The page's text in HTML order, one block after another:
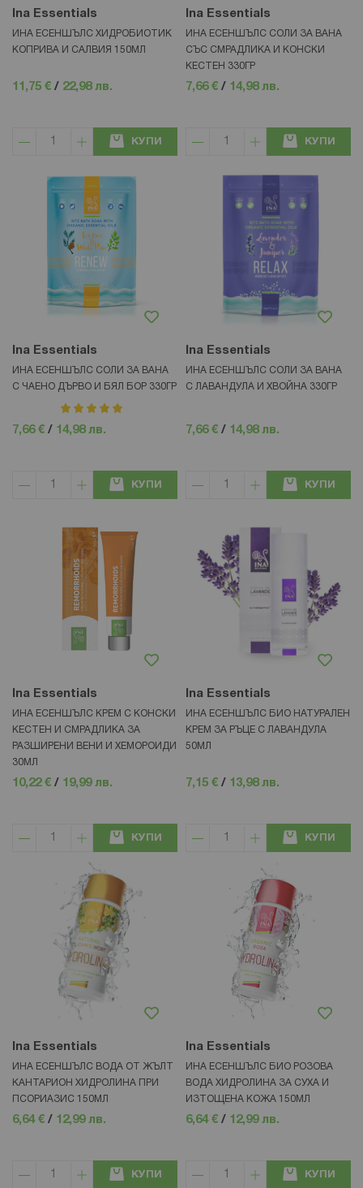
Ina Essentials
ИНА ЕСЕНШЪЛС ХИДРОБИОТИК
КОПРИВА И САЛВИЯ 150МЛ
11,75 € / 22,98 лв.
КУПИ
Ina Essentials
ИНА ЕСЕНШЪЛС СОЛИ ЗА ВАНА
СЪС СМРАДЛИКА И КОНСКИ
КЕСТЕН 330ГР
7,66 € / 14,98 лв.
КУПИ
Ina Essentials
ИНА ЕСЕНШЪЛС СОЛИ ЗА ВАНА
С ЧАЕНО ДЪРВО И БЯЛ БОР 330ГР
рейтинг:
7,66 € / 14,98 лв.
КУПИ
Ina Essentials
ИНА ЕСЕНШЪЛС СОЛИ ЗА ВАНА
С ЛАВАНДУЛА И ХВОЙНА 330ГР
7,66 € / 14,98 лв.
КУПИ
Ina Essentials
ИНА ЕСЕНШЪЛС КРЕМ С КОНСКИ
КЕСТЕН И СМРАДЛИКА ЗА
РАЗШИРЕНИ ВЕНИ И ХЕМОРОИДИ
30МЛ
10,22 € / 19,99 лв.
КУПИ
Ina Essentials
ИНА ЕСЕНШЪЛС БИО НАТУРАЛЕН
КРЕМ ЗА РЪЦЕ С ЛАВАНДУЛА
50МЛ
7,15 € / 13,98 лв.
КУПИ
Ina Essentials
ИНА ЕСЕНШЪЛС ВОДА ОТ ЖЪЛТ
КАНТАРИОН ХИДРОЛИНА ПРИ
ПСОРИАЗИС 150МЛ
6,64 € / 12,99 лв.
КУПИ
Ina Essentials
ИНА ЕСЕНШЪЛС БИО РОЗОВА
ВОДА ХИДРОЛИНА ЗА СУХА И
ИЗТОЩЕНА КОЖА 150МЛ
6,64 € / 12,99 лв.
КУПИ